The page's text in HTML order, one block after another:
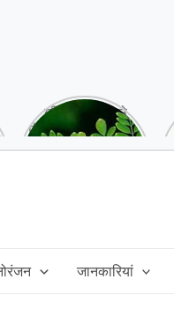
गर्मियों में मिलने वाले
drumstick गुणों की खान
जानकारियां